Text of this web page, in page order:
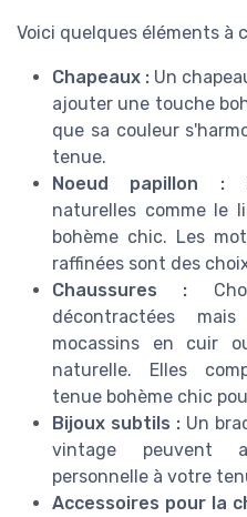
Voici quelques éléments à
Chapeaux : Un
ajouter une touche
que sa couleur
tenue.
Noeud papillon :
naturelles comme le
bohème chic. Les
raffinées sont des
Chaussures :
décontractées
mocassins en cuir
naturelle. Elles
tenue bohème chic
Bijoux subtils : Un
vintage peuvent
personnelle à votre
Accessoires pour la